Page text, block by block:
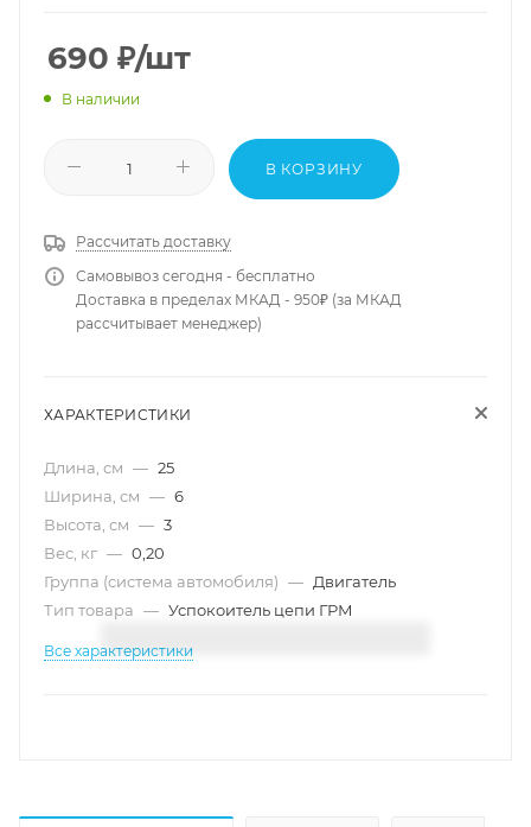
690 ₽/шт
В наличии
В КОРЗИНУ
Рассчитать доставку
Самовывоз сегодня - бесплатно
Доставка в пределах МКАД - 950₽ (за МКАД
рассчитывает менеджер)
ХАРАКТЕРИСТИКИ
Длина, см — 25
Ширина, см — 6
Высота, см — 3
Вес, кг — 0,20
Группа (система автомобиля) — Двигатель
Тип товара — Успокоитель цепи ГРМ
Все характеристики